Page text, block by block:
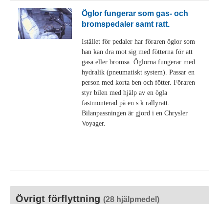
Öglor fungerar som gas- och
bromspedaler samt ratt.
Istället för pedaler har föraren öglor som
han kan dra mot sig med fötterna för att
gasa eller bromsa. Öglorna fungerar med
hydralik (pneumatiskt system). Passar en
person med korta ben och fötter. Föraren
styr bilen med hjälp av en ögla
fastmonterad på en s k rallyratt.
Bilanpassningen är gjord i en Chrysler
Voyager.
Övrigt förflyttning (28 hjälpmedel)